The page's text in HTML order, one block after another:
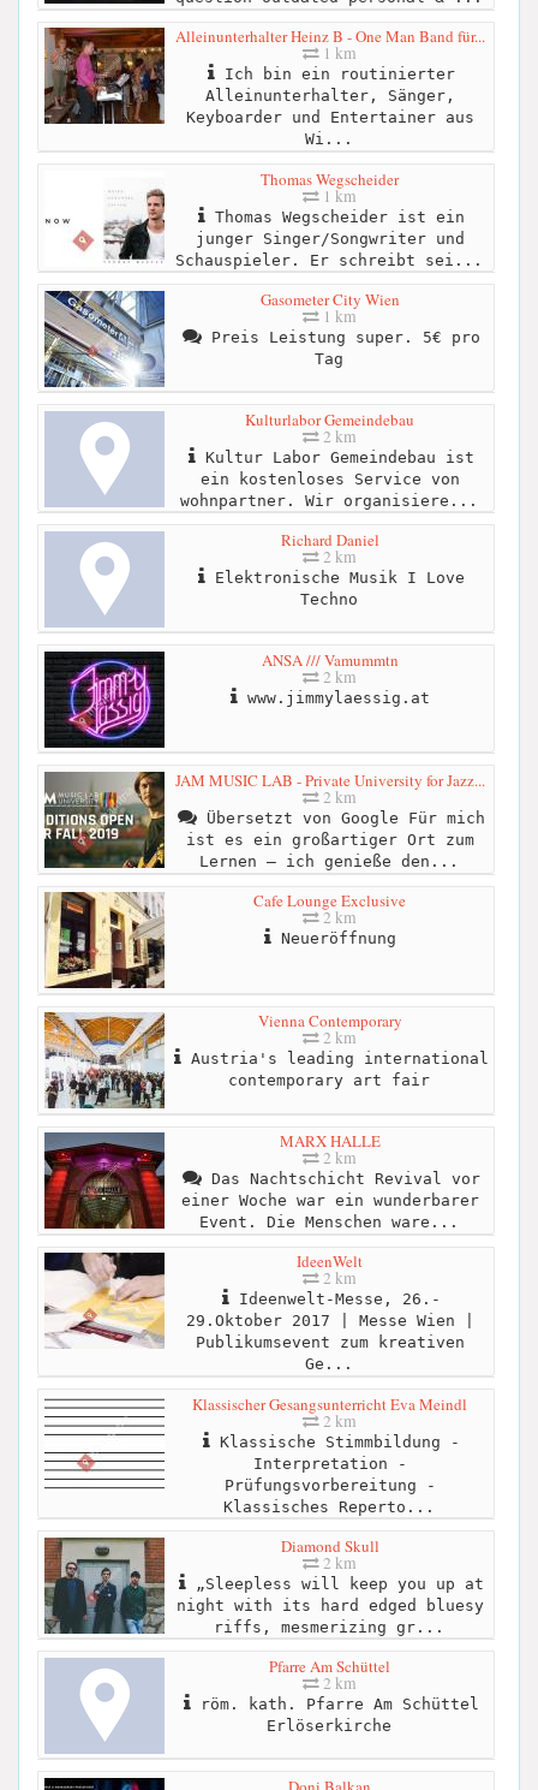
Alleinunterhalter Heinz B - One Man Band für...
1 km
Ich bin ein routinierter
Alleinunterhalter, Sänger,
Keyboarder und Entertainer aus
Wi...
Thomas Wegscheider
1 km
Thomas Wegscheider ist ein
junger Singer/Songwriter und
Schauspieler. Er schreibt sei...
Gasometer City Wien
1 km
Preis Leistung super. 5€ pro
Tag
Kulturlabor Gemeindebau
2 km
Kultur Labor Gemeindebau ist
ein kostenloses Service von
wohnpartner. Wir organisiere...
Richard Daniel
2 km
Elektronische Musik I Love
Techno
ANSA /// Vamummtn
2 km
www.jimmylaessig.at
JAM MUSIC LAB - Private University for Jazz...
2 km
Übersetzt von Google Für mich
ist es ein großartiger Ort zum
Lernen – ich genieße den...
Cafe Lounge Exclusive
2 km
Neueröffnung
Vienna Contemporary
2 km
Austria's leading international
contemporary art fair
MARX HALLE
2 km
Das Nachtschicht Revival vor
einer Woche war ein wunderbarer
Event. Die Menschen ware...
IdeenWelt
2 km
Ideenwelt-Messe, 26.-
29.Oktober 2017 | Messe Wien |
Publikumsevent zum kreativen
Ge...
Klassischer Gesangsunterricht Eva Meindl
2 km
Klassische Stimmbildung -
Interpretation -
Prüfungsvorbereitung -
Klassisches Reperto...
Diamond Skull
2 km
„Sleepless will keep you up at
night with its hard edged bluesy
riffs, mesmerizing gr...
Pfarre Am Schüttel
2 km
röm. kath. Pfarre Am Schüttel
Erlöserkirche